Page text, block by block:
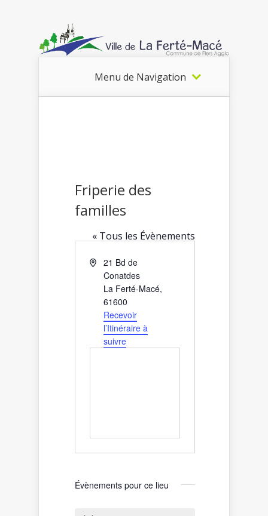
Menu de Navigation
Friperie des
familles
« Tous les Évènements
Adresse
21 Bd de
Conatdes
La Ferté-Macé,
61600
Recevoir
l’Itinéraire à
suivre
Évènements pour ce lieu